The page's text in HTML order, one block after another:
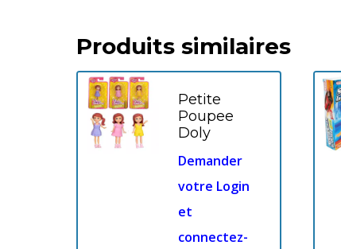
Produits similaires
Petite
Poupee
Doly
Demander
votre Login
et
connectez-